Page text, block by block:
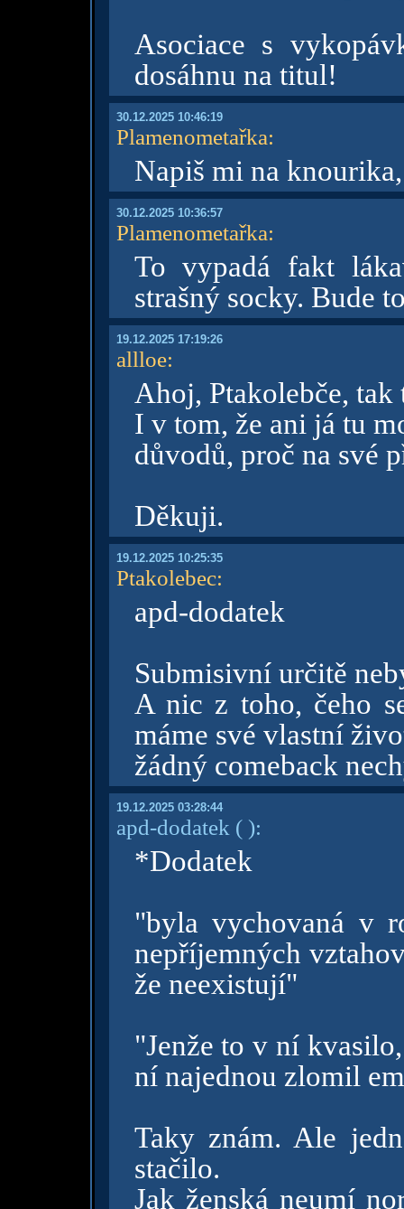
Asociace s
dosáhnu na titul!
30.12.2025 10:46:19
Plamenometařka:
Napiš mi na
30.12.2025 10:36:57
Plamenometařka:
To vypadá fakt
strašný socky. Bude
19.12.2025 17:19:26
allloe:
Ahoj, Ptakolebče,
I v tom, že ani já tu
důvodů, proč na své
Děkuji.
19.12.2025 10:25:35
Ptakolebec:
apd-dodatek
Submisivní určitě
A nic z toho, čeho
máme své vlastní
žádný comeback
19.12.2025 03:28:44
apd-dodatek ( ):
*Dodatek
"byla vychovaná v
nepříjemných
že neexistují"
"Jenže to v ní
ní najednou zlomil
Taky znám. Ale
stačilo.
Jak ženská neumí